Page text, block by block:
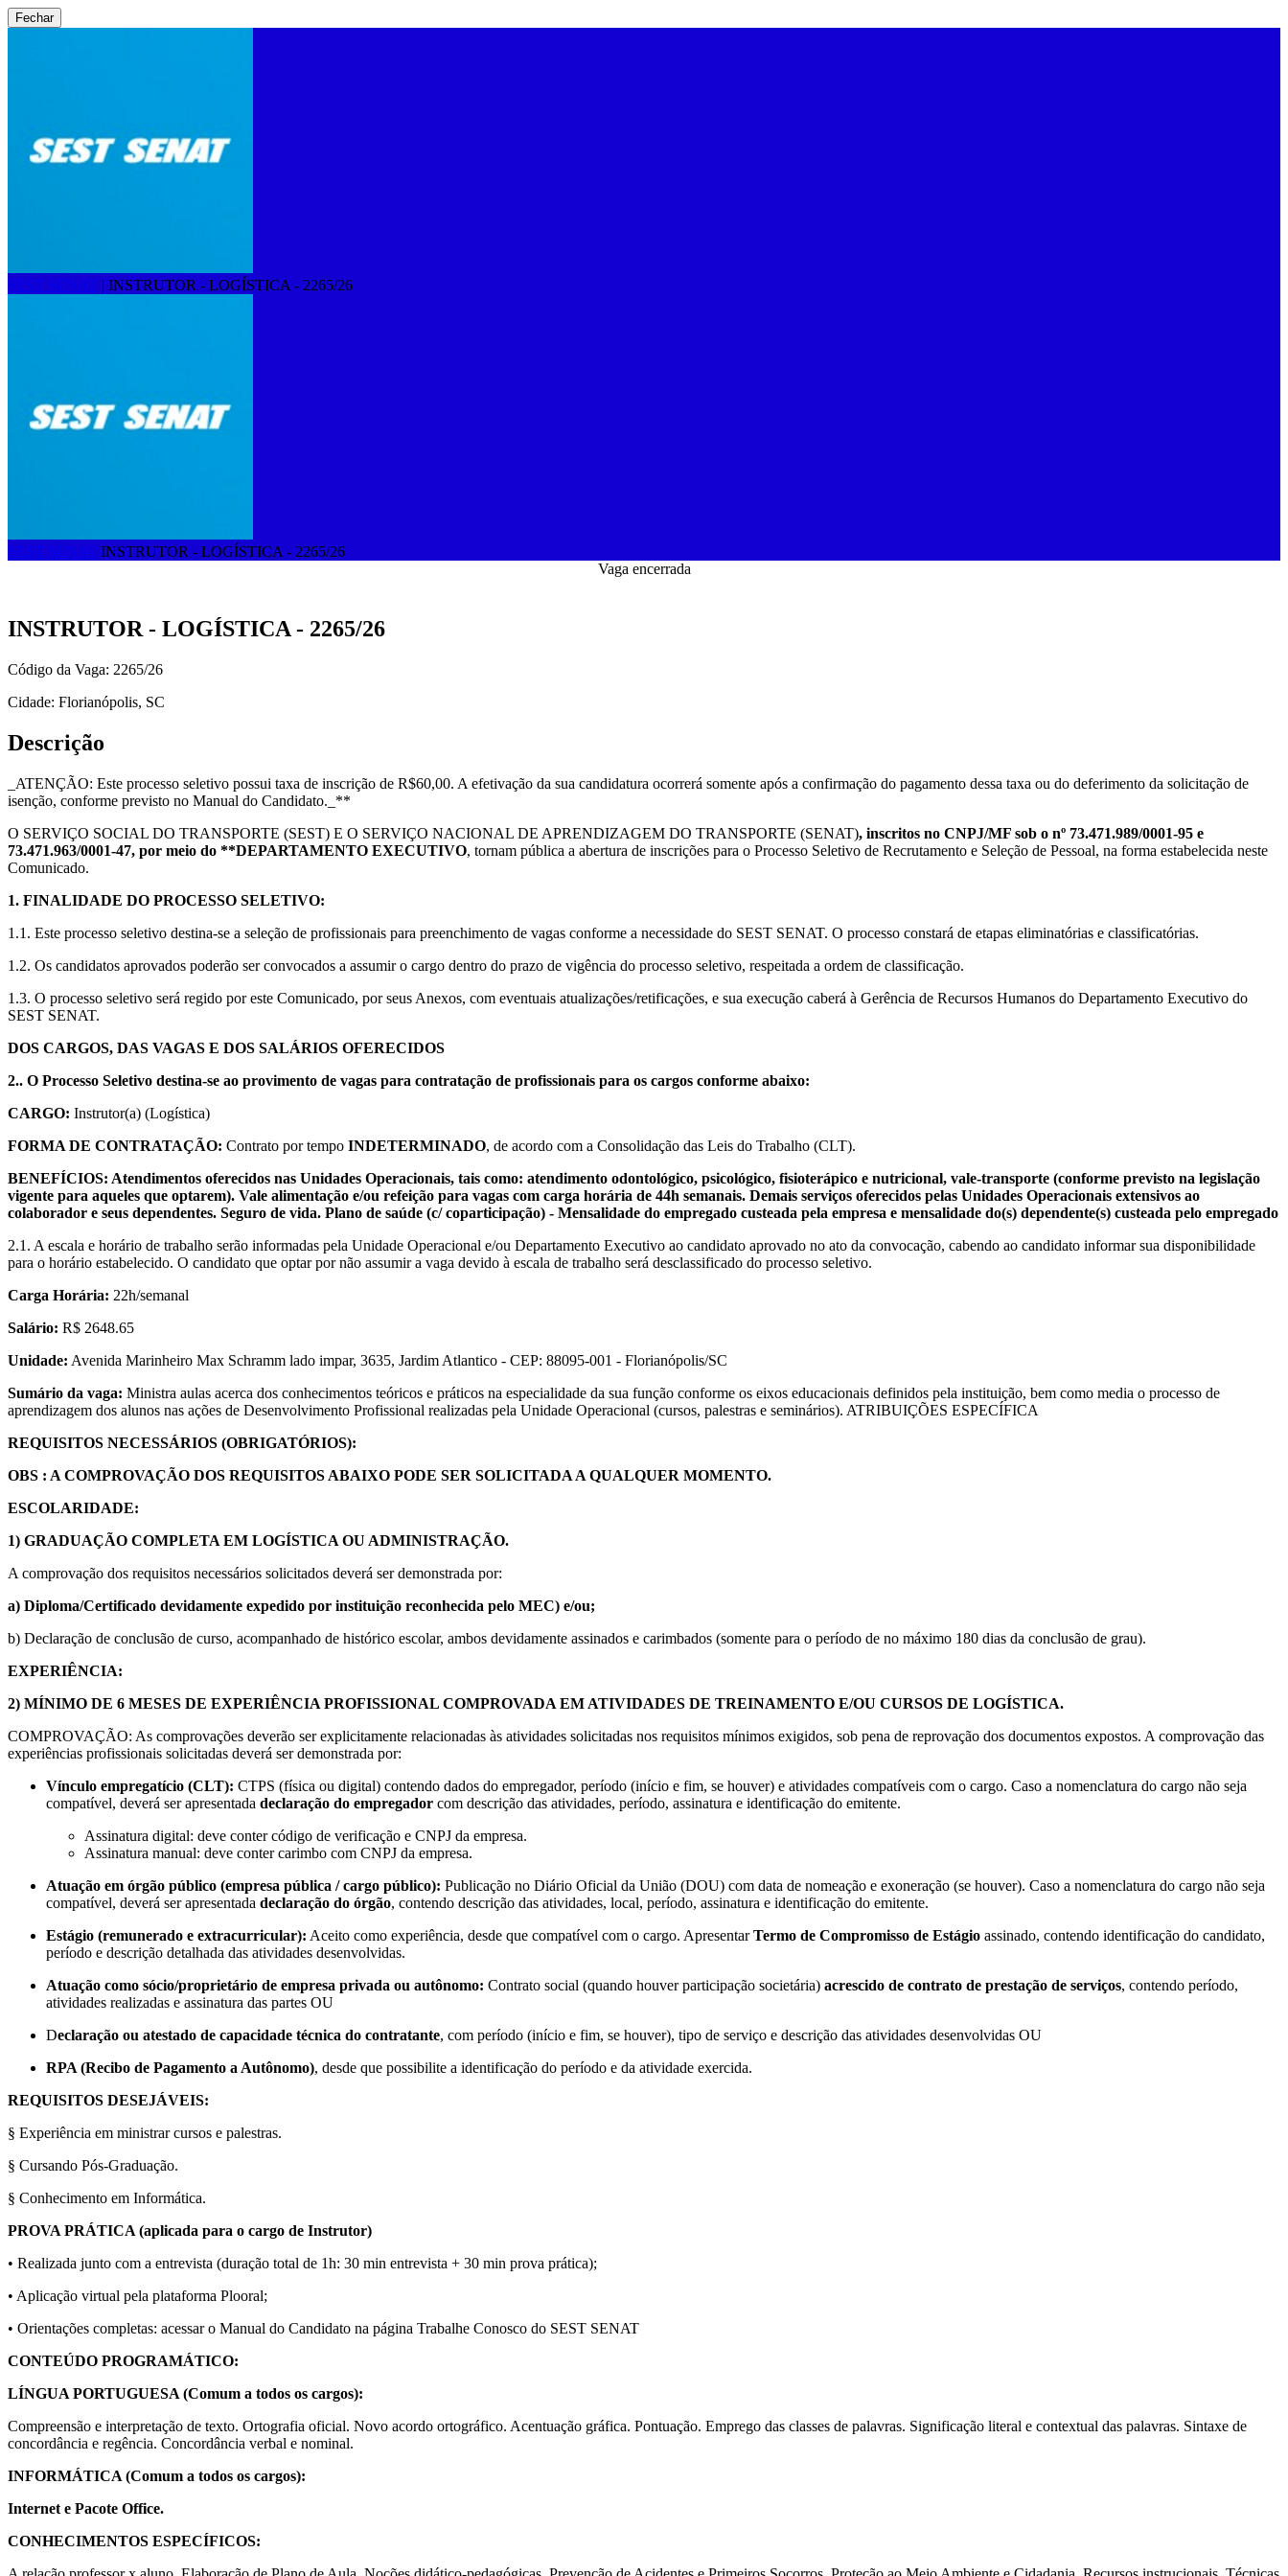
Fechar
SEST SENAT | INSTRUTOR - LOGÍSTICA - 2265/26
SEST SENAT INSTRUTOR - LOGÍSTICA - 2265/26
Vaga encerrada
INSTRUTOR - LOGÍSTICA - 2265/26
Código da Vaga: 2265/26
Cidade: Florianópolis, SC
Descrição
_ATENÇÃO: Este processo seletivo possui taxa de inscrição de R$60,00. A efetivação da sua candidatura ocorrerá somente após a confirmação do pagamento dessa taxa ou do deferimento da solicitação de
isenção, conforme previsto no Manual do Candidato._**
O SERVIÇO SOCIAL DO TRANSPORTE (SEST) E O SERVIÇO NACIONAL DE APRENDIZAGEM DO TRANSPORTE (SENAT), inscritos no CNPJ/MF sob o nº 73.471.989/0001-95 e
73.471.963/0001-47, por meio do **DEPARTAMENTO EXECUTIVO, tornam pública a abertura de inscrições para o Processo Seletivo de Recrutamento e Seleção de Pessoal, na forma estabelecida neste
Comunicado.
1. FINALIDADE DO PROCESSO SELETIVO:
1.1. Este processo seletivo destina-se a seleção de profissionais para preenchimento de vagas conforme a necessidade do SEST SENAT. O processo constará de etapas eliminatórias e classificatórias.
1.2. Os candidatos aprovados poderão ser convocados a assumir o cargo dentro do prazo de vigência do processo seletivo, respeitada a ordem de classificação.
1.3. O processo seletivo será regido por este Comunicado, por seus Anexos, com eventuais atualizações/retificações, e sua execução caberá à Gerência de Recursos Humanos do Departamento Executivo do
SEST SENAT.
DOS CARGOS, DAS VAGAS E DOS SALÁRIOS OFERECIDOS
2.. O Processo Seletivo destina-se ao provimento de vagas para contratação de profissionais para os cargos conforme abaixo:
CARGO: Instrutor(a) (Logística)
FORMA DE CONTRATAÇÃO: Contrato por tempo INDETERMINADO, de acordo com a Consolidação das Leis do Trabalho (CLT).
BENEFÍCIOS: Atendimentos oferecidos nas Unidades Operacionais, tais como: atendimento odontológico, psicológico, fisioterápico e nutricional, vale-transporte (conforme previsto na legislação
vigente para aqueles que optarem). Vale alimentação e/ou refeição para vagas com carga horária de 44h semanais. Demais serviços oferecidos pelas Unidades Operacionais extensivos ao
colaborador e seus dependentes. Seguro de vida. Plano de saúde (c/ coparticipação) - Mensalidade do empregado custeada pela empresa e mensalidade do(s) dependente(s) custeada pelo empregado
2.1. A escala e horário de trabalho serão informadas pela Unidade Operacional e/ou Departamento Executivo ao candidato aprovado no ato da convocação, cabendo ao candidato informar sua disponibilidade
para o horário estabelecido. O candidato que optar por não assumir a vaga devido à escala de trabalho será desclassificado do processo seletivo.
Carga Horária: 22h/semanal
Salário: R$ 2648.65
Unidade: Avenida Marinheiro Max Schramm lado impar, 3635, Jardim Atlantico - CEP: 88095-001 - Florianópolis/SC
Sumário da vaga: Ministra aulas acerca dos conhecimentos teóricos e práticos na especialidade da sua função conforme os eixos educacionais definidos pela instituição, bem como media o processo de
aprendizagem dos alunos nas ações de Desenvolvimento Profissional realizadas pela Unidade Operacional (cursos, palestras e seminários). ATRIBUIÇÕES ESPECÍFICA
REQUISITOS NECESSÁRIOS (OBRIGATÓRIOS):
OBS : A COMPROVAÇÃO DOS REQUISITOS ABAIXO PODE SER SOLICITADA A QUALQUER MOMENTO.
ESCOLARIDADE:
1) GRADUAÇÃO COMPLETA EM LOGÍSTICA OU ADMINISTRAÇÃO.
A comprovação dos requisitos necessários solicitados deverá ser demonstrada por:
a) Diploma/Certificado devidamente expedido por instituição reconhecida pelo MEC) e/ou;
b) Declaração de conclusão de curso, acompanhado de histórico escolar, ambos devidamente assinados e carimbados (somente para o período de no máximo 180 dias da conclusão de grau).
EXPERIÊNCIA:
2) MÍNIMO DE 6 MESES DE EXPERIÊNCIA PROFISSIONAL COMPROVADA EM ATIVIDADES DE TREINAMENTO E/OU CURSOS DE LOGÍSTICA.
COMPROVAÇÃO: As comprovações deverão ser explicitamente relacionadas às atividades solicitadas nos requisitos mínimos exigidos, sob pena de reprovação dos documentos expostos. A comprovação das
experiências profissionais solicitadas deverá ser demonstrada por:
Vínculo empregatício (CLT): CTPS (física ou digital) contendo dados do empregador, período (início e fim, se houver) e atividades compatíveis com o cargo. Caso a nomenclatura do cargo não seja
compatível, deverá ser apresentada declaração do empregador com descrição das atividades, período, assinatura e identificação do emitente.
Assinatura digital: deve conter código de verificação e CNPJ da empresa.
Assinatura manual: deve conter carimbo com CNPJ da empresa.
Atuação em órgão público (empresa pública / cargo público): Publicação no Diário Oficial da União (DOU) com data de nomeação e exoneração (se houver). Caso a nomenclatura do cargo não seja
compatível, deverá ser apresentada declaração do órgão, contendo descrição das atividades, local, período, assinatura e identificação do emitente.
Estágio (remunerado e extracurricular): Aceito como experiência, desde que compatível com o cargo. ApresentarTermo de Compromisso de Estágio assinado, contendo identificação do candidato,
período e descrição detalhada das atividades desenvolvidas.
Atuação como sócio/proprietário de empresa privada ou autônomo: Contrato social (quando houver participação societária) acrescido de contrato de prestação de serviços, contendo período,
atividades realizadas e assinatura das partes OU
Declaração ou atestado de capacidade técnica do contratante, com período (início e fim, se houver), tipo de serviço e descrição das atividades desenvolvidas OU
RPA (Recibo de Pagamento a Autônomo), desde que possibilite a identificação do período e da atividade exercida.
REQUISITOS DESEJÁVEIS:
§ Experiência em ministrar cursos e palestras.
§ Cursando Pós-Graduação.
§ Conhecimento em Informática.
PROVA PRÁTICA (aplicada para o cargo de Instrutor)
• Realizada junto com a entrevista (duração total de 1h: 30 min entrevista + 30 min prova prática);
• Aplicação virtual pela plataforma Plooral;
• Orientações completas: acessar o Manual do Candidato na página Trabalhe Conosco do SEST SENAT
CONTEÚDO PROGRAMÁTICO:
LÍNGUA PORTUGUESA (Comum a todos os cargos):
Compreensão e interpretação de texto. Ortografia oficial. Novo acordo ortográfico. Acentuação gráfica. Pontuação. Emprego das classes de palavras. Significação literal e contextual das palavras. Sintaxe de
concordância e regência. Concordância verbal e nominal.
INFORMÁTICA (Comum a todos os cargos):
Internet e Pacote Office.
CONHECIMENTOS ESPECÍFICOS: